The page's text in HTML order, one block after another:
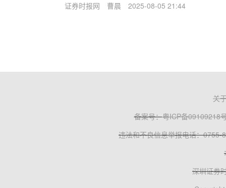
证券时报网 曹晨 2025-08-05 21:44
关
备案号：粤ICP备09109218
违法和不良信息举报电话：0755-
深圳证券